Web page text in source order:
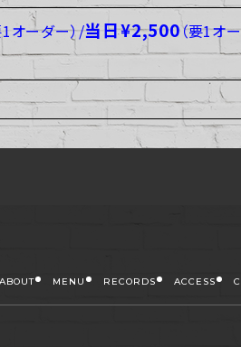
1オーダー）/当日¥2,500（要1オ
ABOUT MENU RECORDS ACCESS